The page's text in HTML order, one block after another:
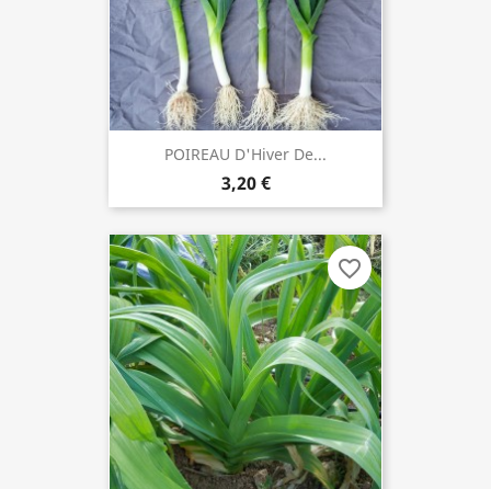
POIREAU D'Hiver De...
3,20 €
favorite_border